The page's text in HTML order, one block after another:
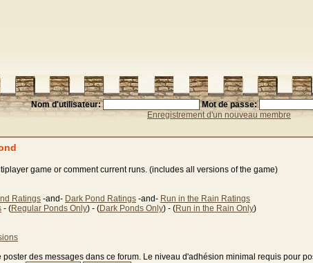
Nom d'utilisateur:
Mot de passe:
Enregistrement d'un nouveau membre
game or comment current runs. (includes all versions of the game)
Ratings -and- Dark Pond Ratings -and- Run in the Rain Ratings
- (Regular Ponds Only) - (Dark Ponds Only) - (Run in the Rain Only)
poster des messages dans ce forum. Le niveau d'adhésion minimal requis pour